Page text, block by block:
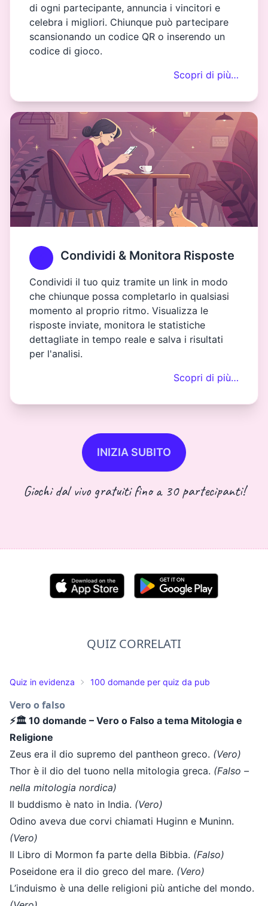
di ogni partecipante, annuncia i vincitori e
celebra i migliori. Chiunque può partecipare
scansionando un codice QR o inserendo un
codice di gioco.
Scopri di più…
Condividi & Monitora Risposte
Condividi il tuo quiz tramite un link in modo
che chiunque possa completarlo in qualsiasi
momento al proprio ritmo. Visualizza le
risposte inviate, monitora le statistiche
dettagliate in tempo reale e salva i risultati
per l'analisi.
Scopri di più…
INIZIA SUBITO
Giochi dal vivo gratuiti fino a 30 partecipanti!
QUIZ CORRELATI
Quiz in evidenza 100 domande per quiz da pub
Vero o falso
⚡🏛️ 10 domande – Vero o Falso a tema Mitologia e
Religione
Zeus era il dio supremo del pantheon greco. (Vero)
Thor è il dio del tuono nella mitologia greca. (Falso –
nella mitologia nordica)
Il buddismo è nato in India. (Vero)
Odino aveva due corvi chiamati Huginn e Muninn.
(Vero)
Il Libro di Mormon fa parte della Bibbia. (Falso)
Poseidone era il dio greco del mare. (Vero)
L’induismo è una delle religioni più antiche del mondo.